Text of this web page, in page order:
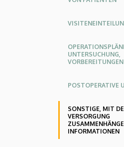
Informationen
KLINIKZENTRUM
UNTERSUCHUNG,
VORBEREITUNGEN
POSTOPERATIVE
SONSTIGE, MIT
VERSORGUNG
INFORMATIONEN